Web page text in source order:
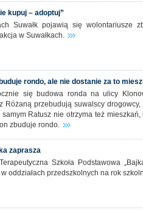
kupuj – adoptuj”
Suwałk pojawią się wolontariusze
w Suwałkach.
rondo, ale nie dostanie za to
się budowa ronda na ulicy
Różaną przebudują suwalscy
samym Ratusz nie otrzyma też
zbuduje rondo.
zaprasza
Szkoła Podstawowa
oddziałach przedszkolnych na rok